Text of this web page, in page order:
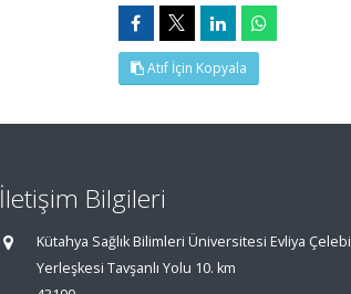
Atıf İçin Kopyala
İletişim Bilgileri
Kütahya Sağlık Bilimleri Üniversitesi Evliya Çelebi
Yerleşkesi Tavşanlı Yolu 10. km